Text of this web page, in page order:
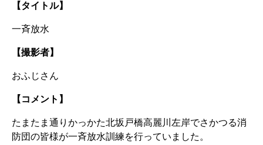
【タイトル】
一斉放水
【撮影者】
おふじさん
【コメント】
たまたま通りかっかた北坂戸橋高麗川左岸でさかつる消
防団の皆様が一斉放水訓練を行っていました。